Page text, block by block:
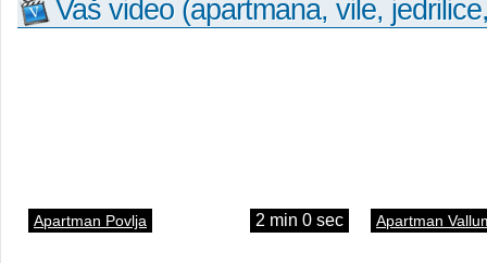
Vaš video (apartmana, vile,
Apartman Povlja 2 min 0 sec Apartman